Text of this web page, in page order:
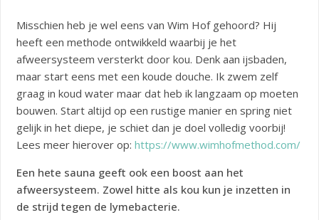
Misschien heb je wel eens van Wim Hof gehoord? Hij
heeft een methode ontwikkeld waarbij je het
afweersysteem versterkt door kou. Denk aan ijsbaden,
maar start eens met een koude douche. Ik zwem zelf
graag in koud water maar dat heb ik langzaam op moeten
bouwen. Start altijd op een rustige manier en spring niet
gelijk in het diepe, je schiet dan je doel volledig voorbij!
Lees meer hierover op:https://www.wimhofmethod.com/
Een hete sauna geeft ook een boost aan het
afweersysteem. Zowel hitte als kou kun je inzetten in
de strijd tegen de lymebacterie.